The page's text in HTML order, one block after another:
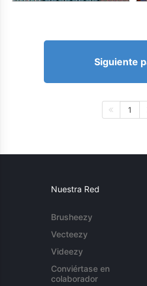
Siguiente
1
Nuestra Red
Brusheezy
Vecteezy
Videezy
Conviértase en
colaborador